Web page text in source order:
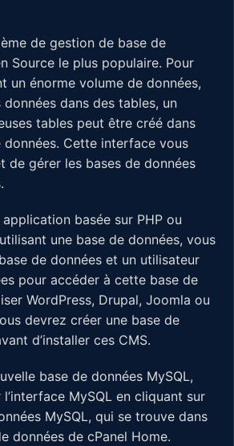
de gestion de base de
Source le plus populaire. Pour
un énorme volume de données,
dans des tables, un
tables peut être créé dans
données. Cette interface vous
de gérer les bases de données
basée sur PHP ou
une base de données, vous
de données et un utilisateur
pour accéder à cette base de
WordPress, Drupal, Joomla ou
devrez créer une base de
d’installer ces CMS.
base de données MySQL,
MySQL en cliquant sur
MySQL, qui se trouve dans
données de cPanel Home.